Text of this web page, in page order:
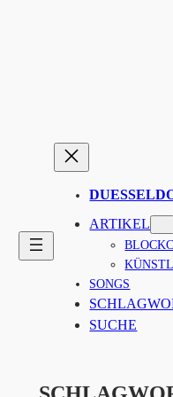
ARTIKEL
SONGS
SUCHE